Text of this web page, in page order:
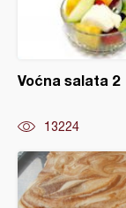
Voćna salata 2
13224